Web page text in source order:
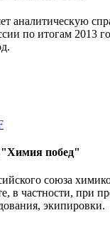
аналитическую
по итогам 2013
побед"
союза
в частности, при
экипировки.